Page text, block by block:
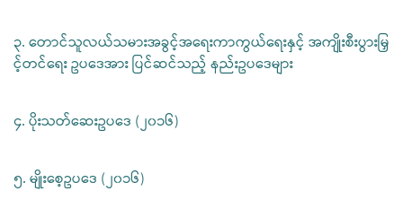
၃. တောင်သူလယ်သမားအခွင့်အရေးကာကွယ်ရေးနှင့် အကျိုးစီးပွားမြှ
င့်တင်ရေး ဥပဒေအား ပြင်ဆင်သည့် နည်းဥပဒေများ
၄. ပိုးသတ်ဆေးဥပဒေ (၂၀၁၆)
၅. မျိုးစေ့ဥပဒေ (၂၀၁၆)